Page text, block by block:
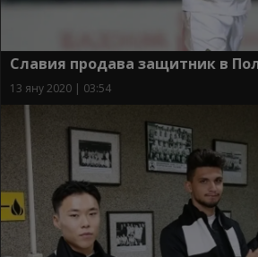
Славия продава защитник в
13 яну 2020 | 03:54